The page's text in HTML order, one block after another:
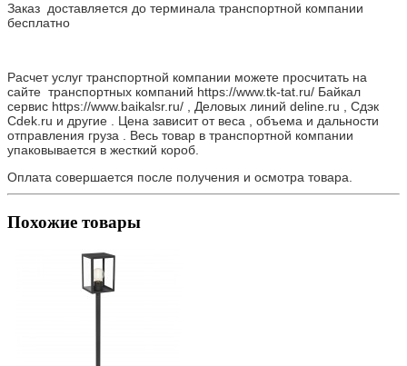
Заказ доставляется до терминала транспортной компании
бесплатно
Расчет услуг транспортной компании можете просчитать на
сайте транспортных компаний https://www.tk-tat.ru/ Байкал
сервис https://www.baikalsr.ru/ , Деловых линий deline.ru , Сдэк
Cdek.ru и другие . Цена зависит от веса , объема и дальности
отправления груза . Весь товар в транспортной компании
упаковывается в жесткий короб.
Оплата совершается после получения и осмотра товара.
Похожие товары